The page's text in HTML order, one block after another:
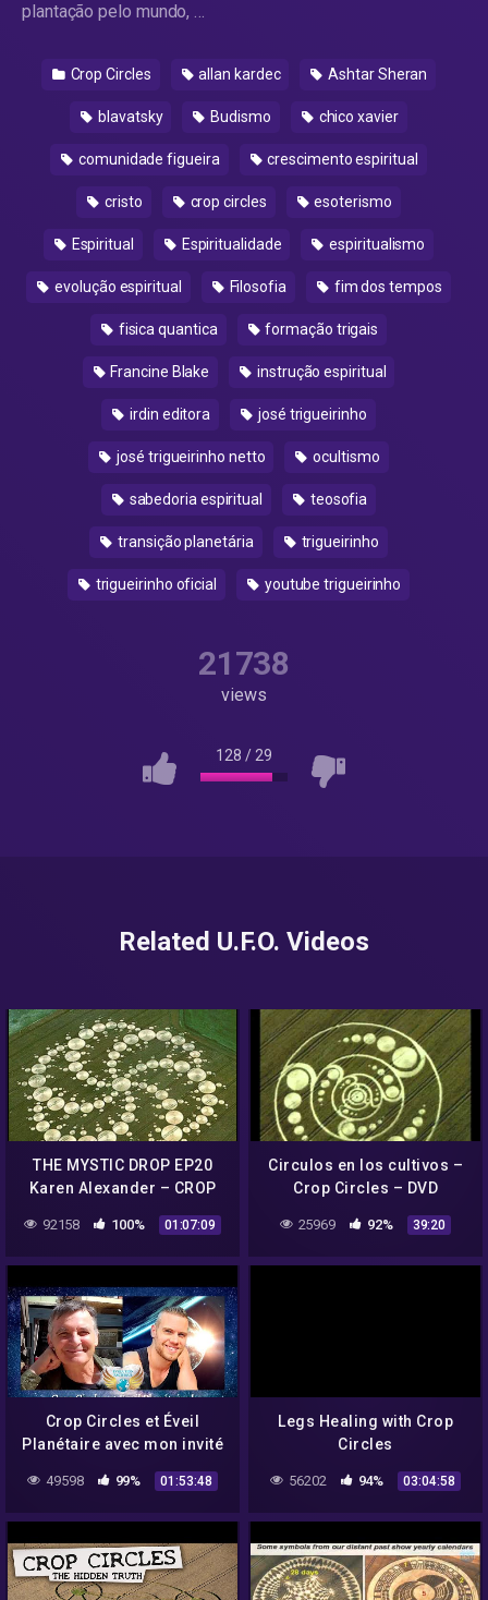
plantação pelo mundo, …
Crop Circles allan kardec Ashtar Sheran
blavatsky Budismo chico xavier
comunidade figueira crescimento espiritual
cristo crop circles esoterismo
Espiritual Espiritualidade espiritualismo
evolução espiritual Filosofia fim dos tempos
fisica quantica formação trigais
Francine Blake instrução espiritual
irdin editora josé trigueirinho
josé trigueirinho netto ocultismo
sabedoria espiritual teosofia
transição planetária trigueirinho
trigueirinho oficial youtube trigueirinho
21738
views
128 / 29
Related U.F.O. Videos
THE MYSTIC DROP EP20
Karen Alexander – CROP
LEGACY & LIFE OF MICHAEL
92158 100% 01:07:09
Circulos en los cultivos –
Crop Circles – DVD
25969 92% 39:20
Crop Circles et Éveil
Planétaire avec mon invité
49598 99% 01:53:48
Legs Healing with Crop
Circles
56202 94% 03:04:58